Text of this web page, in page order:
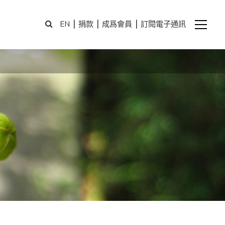
EN | 捐款 | 成爲會員 | 訂閱電子通訊